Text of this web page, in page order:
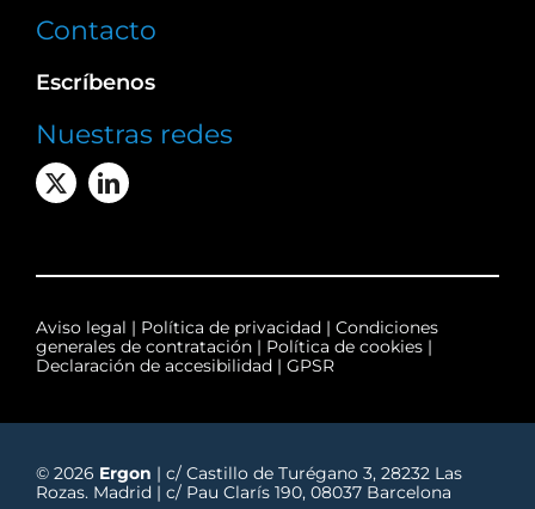
Contacto
Escríbenos
Nuestras redes
Aviso legal | Política de privacidad | Condiciones
generales de contratación| Política de cookies|
Declaración de accesibilidad | GPSR
© 2026 Ergon | c/ Castillo de Turégano 3, 28232 Las
Rozas. Madrid | c/ Pau Clarís 190, 08037 Barcelona